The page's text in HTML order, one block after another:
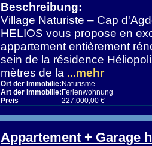
Beschreibung:
Village Naturiste – Cap
HELIOS vous propose en
appartement entièrement
sein de la résidence
mètres de la ...mehr
Ort der Immobilie: Naturisme
Art der Immobilie: Ferienwohnung
Preis
227.000,00 €
Appartement + Garage